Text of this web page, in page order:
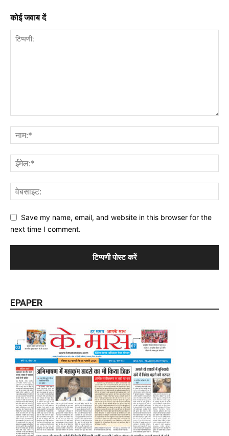
कोई जवाब दें
Save my name, email, and website in this browser for the
next time I comment.
EPAPER